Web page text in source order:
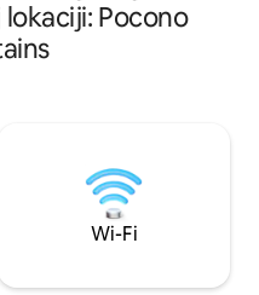
trgovinama na
među
pomicanja automobila! Stan
u garaži! Garaža
vozila/kamioni
Pocono
Wi-Fi